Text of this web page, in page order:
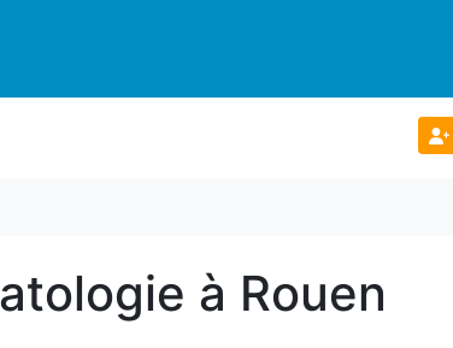
à Rouen